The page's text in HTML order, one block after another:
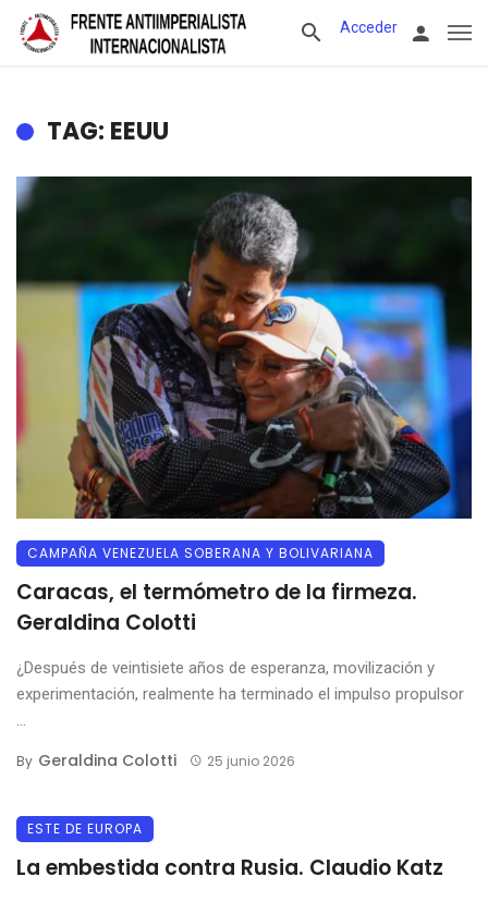
Acceder
TAG: EEUU
CAMPAÑA VENEZUELA SOBERANA Y BOLIVARIANA
Caracas, el termómetro de la firmeza.
Geraldina Colotti
¿Después de veintisiete años de esperanza, movilización y
experimentación, realmente ha terminado el impulso propulsor
By Geraldina Colotti 25 junio 2026
ESTE DE EUROPA
La embestida contra Rusia. Claudio Katz